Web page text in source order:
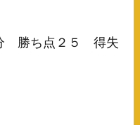
勝ち点２５ 得失